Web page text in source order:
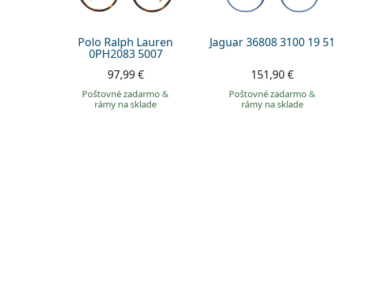
Polo Ralph Lauren
0PH2083 5007
97,99 €
Poštovné zadarmo&
rámy na sklade
Jaguar 36808 3100 19 51
151,90 €
Poštovné zadarmo&
rámy na sklade